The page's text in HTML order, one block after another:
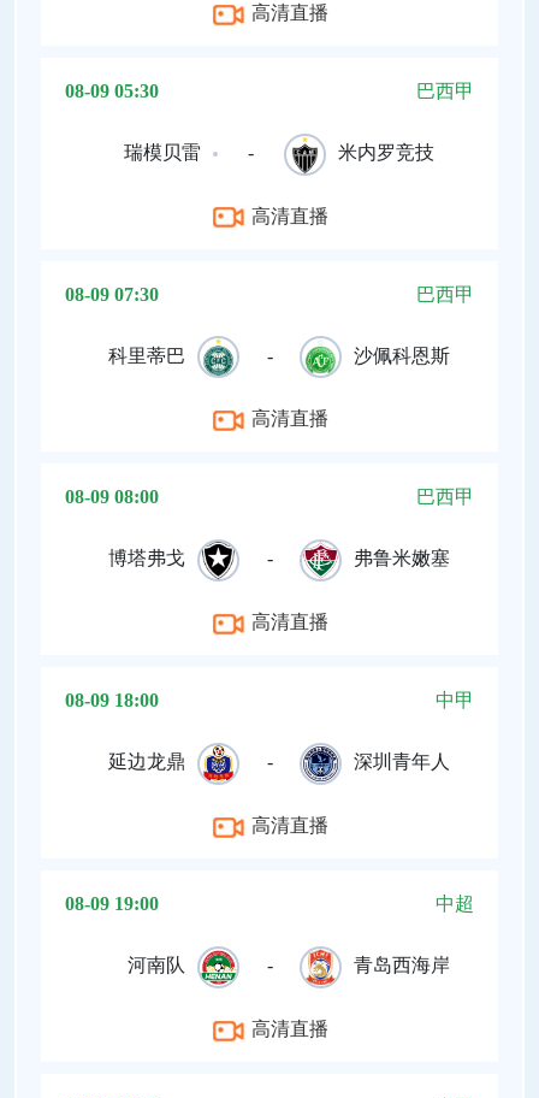
高清直播
08-09 05:30 巴西甲
瑞模贝雷 - 米内罗竞技
高清直播
08-09 07:30 巴西甲
科里蒂巴 - 沙佩科恩斯
高清直播
08-09 08:00 巴西甲
博塔弗戈 - 弗鲁米嫩塞
高清直播
08-09 18:00 中甲
延边龙鼎 - 深圳青年人
高清直播
08-09 19:00 中超
河南队 - 青岛西海岸
高清直播